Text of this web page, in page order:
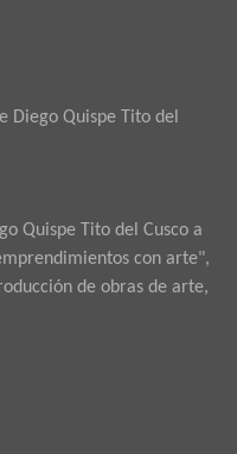
Diego Quispe Tito del
Quispe Tito del Cusco a
con arte",
de obras de arte,